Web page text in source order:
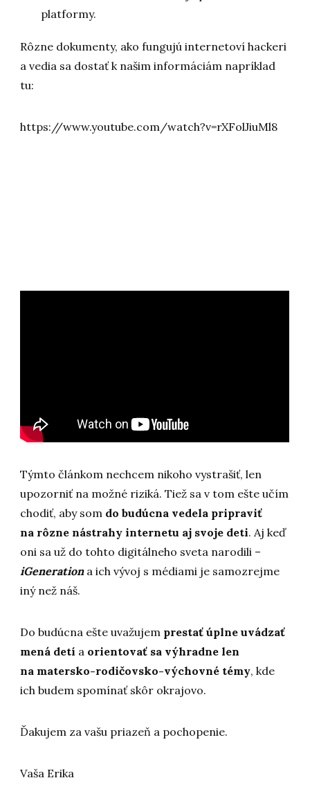
platformy.
Rôzne dokumenty, ako fungujú internetoví hackeri
a vedia sa dostať k našim informáciám napríklad
tu:
https://www.youtube.com/watch?v=rXFolJiuMl8
Týmto článkom nechcem nikoho vystrašiť, len
upozorniť na možné riziká. Tiež sa v tom ešte učím
chodiť, aby som do budúcna vedela pripraviť
na rôzne nástrahy internetu aj svoje deti. Aj keď
oni sa už do tohto digitálneho sveta narodili –
iGeneration a ich vývoj s médiami je samozrejme
iný než náš.
Do budúcna ešte uvažujem prestať úplne uvádzať
mená detí a orientovať sa výhradne len
na matersko-rodičovsko-výchovné témy, kde
ich budem spomínať skôr okrajovo.
Ďakujem za vašu priazeň a pochopenie.
Vaša Erika